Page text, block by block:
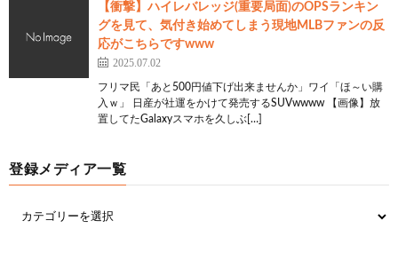
【衝撃】ハイレバレッジ(重要局面)のOPSランキン
グを見て、気付き始めてしまう現地MLBファンの反
応がこちらですwww
2025.07.02
フリマ民「あと500円値下げ出来ませんか」ワイ「ほ～い購
入ｗ」 日産が社運をかけて発売するSUVwwww 【画像】放
置してたGalaxyスマホを久しぶ[…]
登録メディア一覧